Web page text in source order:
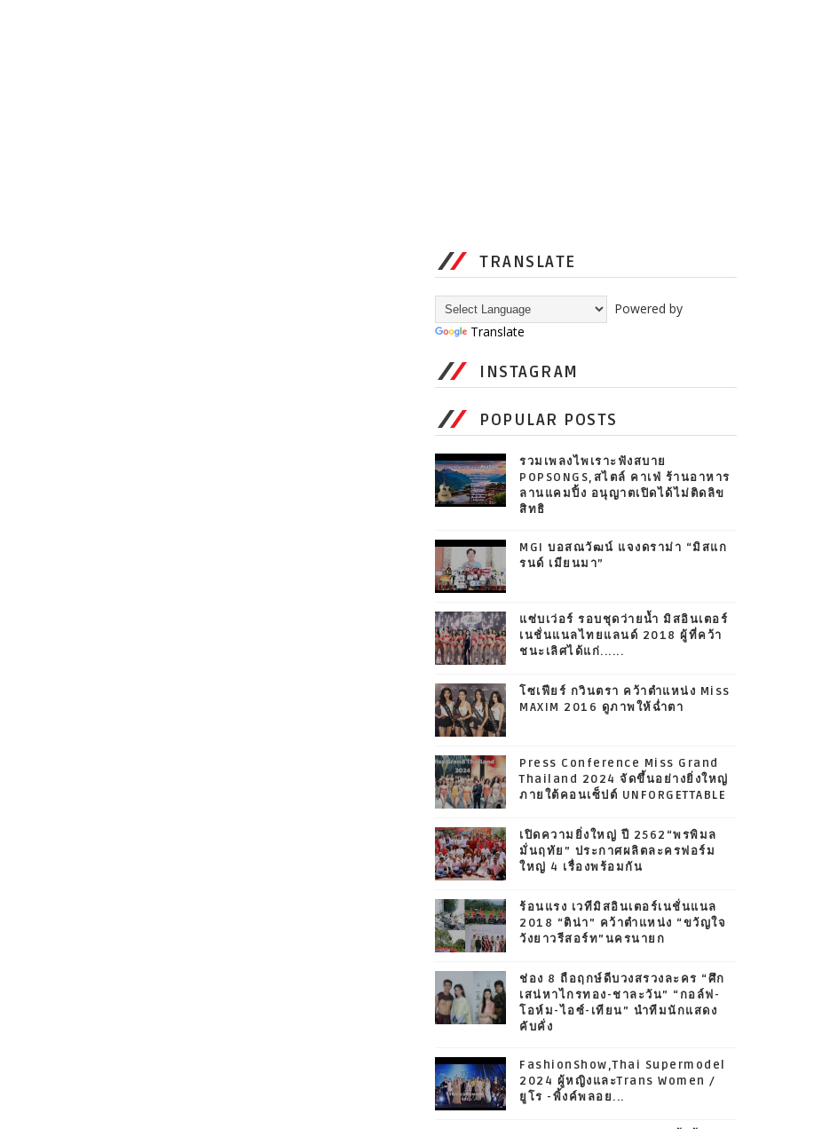
TRANSLATE
Powered by
Translate
INSTAGRAM
POPULAR POSTS
รวมเพลงไพเราะฟังสบาย
POPSONGS,สไตล์ คาเฟ่ ร้านอาหาร
ลานแคมปิ้ง อนุญาตเปิดได้ไม่ติดลิข
สิทธิ
MGI บอสณวัฒน์ แจงดราม่า “มิสแก
รนด์ เมียนมา”
แซ่บเว่อร์ รอบชุดว่ายน้ำ มิสอินเตอร์
เนชั่นแนลไทยแลนด์ 2018 ผู้ที่คว้า
ชนะเลิศได้แก่......
โซเฟียร์ กวินตรา คว้าตำแหน่ง Miss
MAXIM 2016 ดูภาพให้ฉ่ำตา
Press Conference Miss Grand
Thailand 2024 จัดขึ้นอย่างยิ่งใหญ่
ภายใต้คอนเซ็ปต์ UNFORGETTABLE
เปิดความยิ่งใหญ่ ปี 2562“พรพิมล
มั่นฤทัย” ประกาศผลิตละครฟอร์ม
ใหญ่ 4 เรื่องพร้อมกัน
ร้อนแรง เวทีมิสอินเตอร์เนชั่นแนล
2018 “ติน่า” คว้าตำแหน่ง “ขวัญใจ
วังยาวรีสอร์ท”นครนายก
ช่อง 8 ถือฤกษ์ดีบวงสรวงละคร “ศึก
เสน่หาไกรทอง-ชาละวัน” “กอล์ฟ-
โอห์ม-ไอซ์-เทียน” นำทีมนักแสดง
คับคั่ง
FashionShow,Thai Supermodel
2024 ผู้หญิงและTrans Women /
ยูโร -พิ้งค์พลอย...